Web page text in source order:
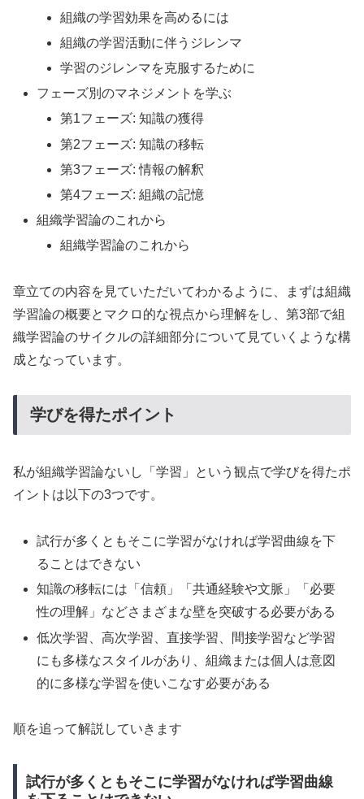
組織の学習効果を高めるには
組織の学習活動に伴うジレンマ
学習のジレンマを克服するために
フェーズ別のマネジメントを学ぶ
第1フェーズ: 知識の獲得
第2フェーズ: 知識の移転
第3フェーズ: 情報の解釈
第4フェーズ: 組織の記憶
組織学習論のこれから
組織学習論のこれから
章立ての内容を見ていただいてわかるように、まずは組織
学習論の概要とマクロ的な視点から理解をし、第3部で組
織学習論のサイクルの詳細部分について見ていくような構
成となっています。
学びを得たポイント
私が組織学習論ないし「学習」という観点で学びを得たポ
イントは以下の3つです。
試行が多くともそこに学習がなければ学習曲線を下
ることはできない
知識の移転には「信頼」「共通経験や文脈」「必要
性の理解」などさまざまな壁を突破する必要がある
低次学習、高次学習、直接学習、間接学習など学習
にも多様なスタイルがあり、組織または個人は意図
的に多様な学習を使いこなす必要がある
順を追って解説していきます
試行が多くともそこに学習がなければ学習曲線